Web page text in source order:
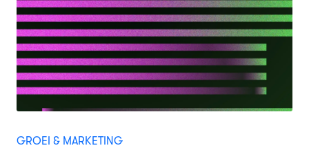
GROEI & MARKETING